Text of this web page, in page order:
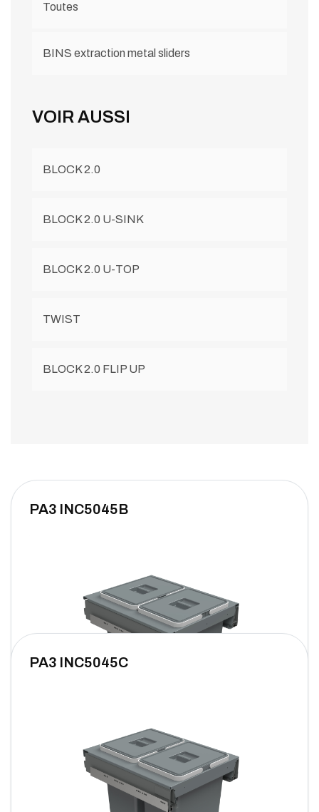
Toutes
BINS extraction metal sliders
VOIR AUSSI
BLOCK 2.0
BLOCK 2.0 U-SINK
BLOCK 2.0 U-TOP
TWIST
BLOCK 2.0 FLIP UP
PA3 INC5045B
PA3 INC5045C